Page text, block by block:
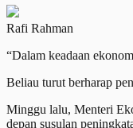
Rafi Rahman
“Dalam keadaan
Beliau turut berharap
Minggu lalu, Menteri
depan susulan